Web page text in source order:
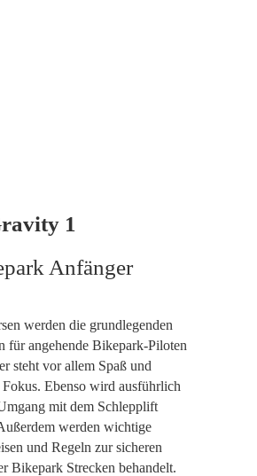
1
Anfänger
werden die grundlegenden
für angehende Bikepark-Piloten
steht vor allem Spaß und
Ebenso wird ausführlich
mit dem Schlepplift
werden wichtige
und Regeln zur sicheren
Bikepark Strecken behandelt.